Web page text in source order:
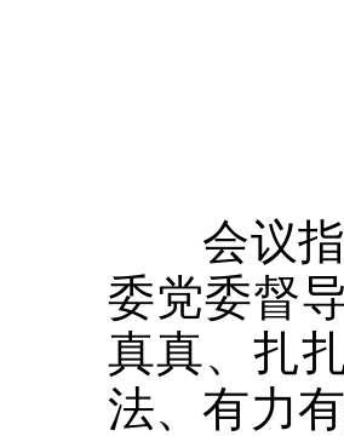
会议指
委党委督
真真、扎
法、有力